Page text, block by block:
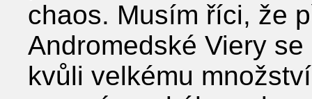
chaos. Musím říci, že
Andromedské Viery
kvůli velkému